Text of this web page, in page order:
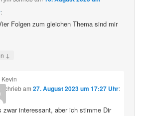
:
Folgen zum gleichen Thema sind mir
↓
Kevin
schriebam 27. August 2023 um 17:27 Uhr:
zwar interessant, aber ich stimme Dir